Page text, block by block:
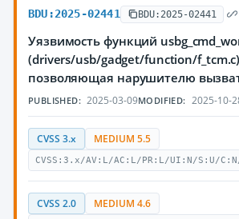
BDU:2025-02441 BDU:2025-02441
Уязвимость функций
(drivers/usb/gadget/function/
позволяющая нарушителю
PUBLISHED: 2025-03-09MODIFIED: 2025-10-
CVSS 3.x MEDIUM 5.5
CVSS:3.x/AV:L/AC:L/PR:L/UI:N/S:U/
CVSS 2.0 MEDIUM 4.6